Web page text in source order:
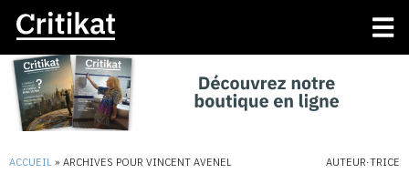
ACCUEIL » ARCHIVES POUR VINCENT AVENEL AUTEUR·TRICE